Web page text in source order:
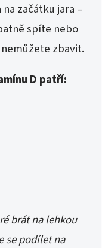
začátku jara –
spíte nebo
zbavit.
D patří:
brát na lehkou
se podílet na